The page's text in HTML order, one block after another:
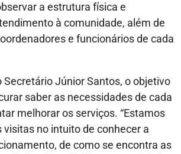
a estrutura física e
à comunidade, além de
e funcionários de cada
Secretário Júnior Santos, o objetivo
saber as necessidades de cada
melhorar os serviços. “Estamos
visitas no intuito de conhecer a
de como se encontra as